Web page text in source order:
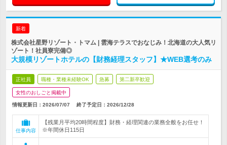
新着
株式会社星野リゾート・トマム | 雲海テラスでおなじみ！北海道の大人気リ
ゾート！社員寮完備◎
大規模リゾートホテルの【財務経理スタッフ】★WEB選考のみ
正社員 職種・業種未経験OK 急募 第二新卒歓迎
女性のおしごと掲載中
情報更新日：2026/07/07 終了予定日： 2026/12/28
仕事内容
【残業月平均20時間程度】財務・経理関連の業務全般をお任せ！
※年間休日115日